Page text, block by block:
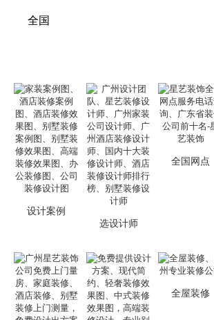
全国
设计案例
选设计师
全国网点
全屋装修